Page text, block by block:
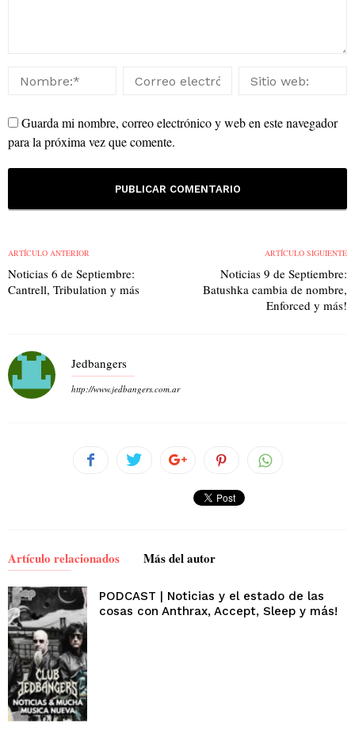
Guarda mi nombre, correo electrónico y web en este navegador
para la próxima vez que comente.
ARTÍCULO ANTERIOR
Noticias 6 de Septiembre:
Cantrell, Tribulation y más
ARTÍCULO SIGUIENTE
Noticias 9 de Septiembre:
Batushka cambia de nombre,
Enforced y más!
Jedbangers
http://www.jedbangers.com.ar
Artículo relacionados Más del autor
PODCAST | Noticias y el estado de las
cosas con Anthrax, Accept, Sleep y más!